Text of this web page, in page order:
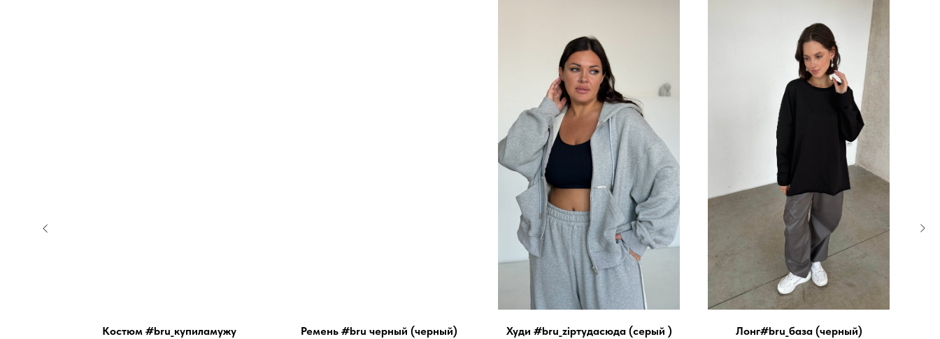
Костюм #bru_купиламужу Ремень #bru черный (черный) Худи #bru_zipтудасюда (серый ) Лонг#bru_база (черный)